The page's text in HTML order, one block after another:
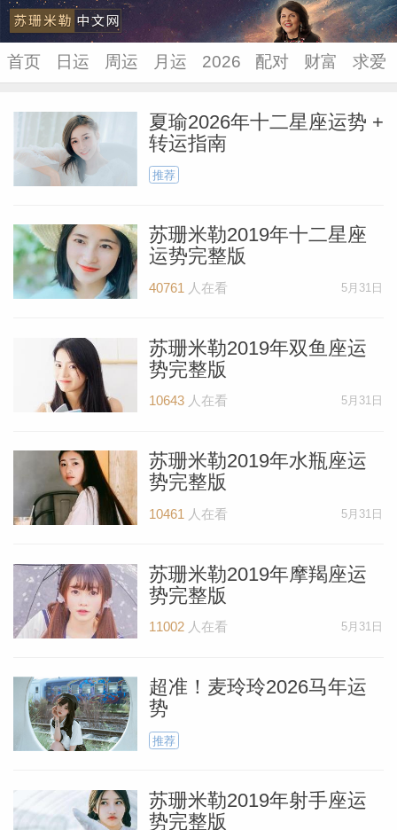
苏珊米
勒中文
网_苏珊
首页 日运 周运 月运 2026 配对 财富 求爱
夏瑜2026年十二星座运势 +
转运指南
推荐
苏珊米勒2019年十二星座
运势完整版
40761 人在看 5月31日
苏珊米勒2019年双鱼座运
势完整版
10643人在看 5月31日
苏珊米勒2019年水瓶座运
势完整版
10461 人在看 5月31日
苏珊米勒2019年摩羯座运
势完整版
11002人在看 5月31日
超准！麦玲玲2026马年运
势
推荐
苏珊米勒2019年射手座运
势完整版